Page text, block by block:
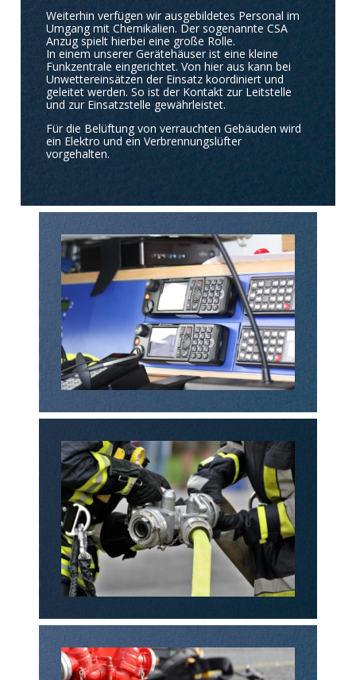
Weiterhin verfügen wir ausgebildetes Personal im
Umgang mit Chemikalien. Der sogenannte CSA
Anzug spielt hierbei eine große Rolle.
In einem unserer Gerätehäuser ist eine kleine
Funkzentrale eingerichtet. Von hier aus kann bei
Unwettereinsätzen der Einsatz koordiniert und
geleitet werden. So ist der Kontakt zur Leitstelle
und zur Einsatzstelle gewährleistet.
Für die Belüftung von verrauchten Gebäuden wird
ein Elektro und ein Verbrennungslüfter
vorgehalten.